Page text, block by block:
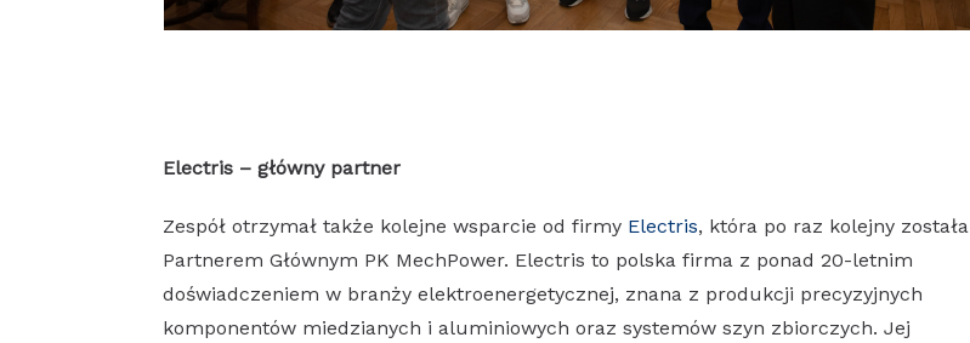
Electris – główny partner
Zespół otrzymał także kolejne wsparcie od firmy Electris, która po raz kolejny została
Partnerem Głównym PK MechPower. Electris to polska firma z ponad 20-letnim
doświadczeniem w branży elektroenergetycznej, znana z produkcji precyzyjnych
komponentów miedzianych i aluminiowych oraz systemów szyn zbiorczych. Jej